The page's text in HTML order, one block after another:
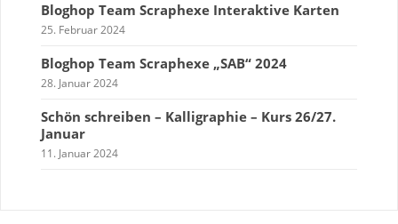
Bloghop Team Scraphexe Interaktive Karten
25. Februar 2024
Bloghop Team Scraphexe „SAB“ 2024
28. Januar 2024
Schön schreiben – Kalligraphie – Kurs 26/27.
Januar
11. Januar 2024